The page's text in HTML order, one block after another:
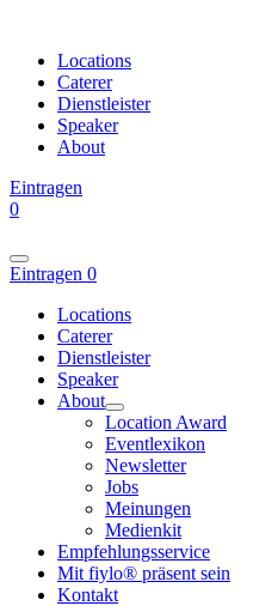
Locations
Caterer
Dienstleister
Speaker
About
Eintragen
0
Eintragen 0
Locations
Caterer
Dienstleister
Speaker
About
Location Award
Eventlexikon
Newsletter
Jobs
Meinungen
Medienkit
Empfehlungsservice
Mit fiylo® präsent sein
Kontakt